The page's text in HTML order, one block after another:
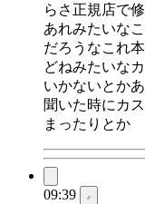
らさ正規店で
あれみたいな
だろうなこれ
どねみたいな
いかないとか
聞いた時にカ
まったりとか
09:39